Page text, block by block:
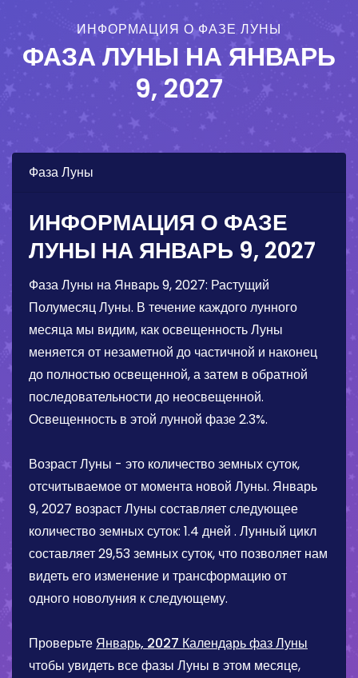
ИНФОРМАЦИЯ О ФАЗЕ ЛУНЫ
ФАЗА ЛУНЫ НА ЯНВАРЬ
9, 2027
Фаза Луны
ИНФОРМАЦИЯ О ФАЗЕ
ЛУНЫ НАЯНВАРЬ 9, 2027
Фаза Луны на Январь 9, 2027: Растущий
Полумесяц Луны. В течение каждого лунного
месяца мы видим, как освещенность Луны
меняется от незаметной до частичной и наконец
до полностью освещенной, а затем в обратной
последовательности до неосвещенной.
Освещенность в этой лунной фазе2.3%.
Возраст Луны - это количество земных суток,
отсчитываемое от момента новой Луны. Январь
9, 2027 возраст Луны составляет следующее
количество земных суток: 1.4 дней . Лунный цикл
составляет 29,53 земных суток, что позволяет нам
видеть его изменение и трансформацию от
одного новолуния к следующему.
Проверьте Январь, 2027 Календарь фаз Луны
чтобы увидеть все фазы Луны в этом месяце,